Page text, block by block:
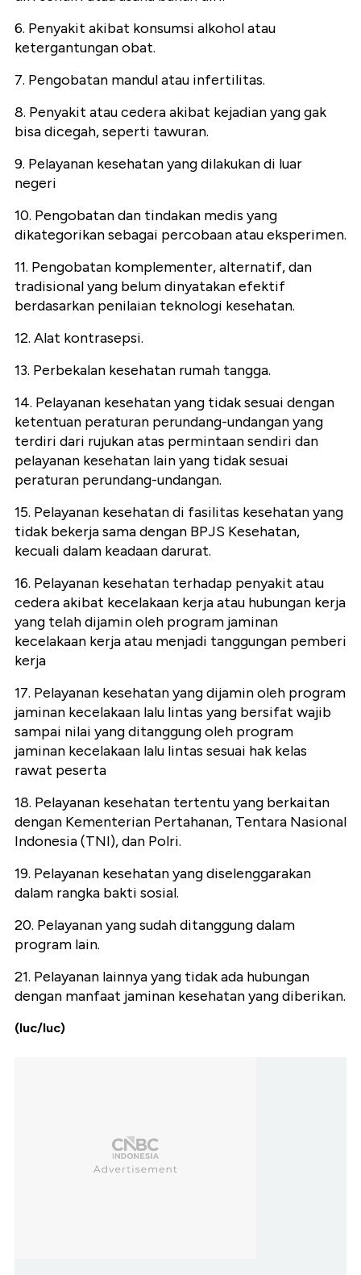
6. Penyakit akibat konsumsi alkohol atau
ketergantungan obat.
7. Pengobatan mandul atau infertilitas.
8. Penyakit atau cedera akibat kejadian yang gak
bisa dicegah, seperti tawuran.
9. Pelayanan kesehatan yang dilakukan di luar
negeri
10. Pengobatan dan tindakan medis yang
dikategorikan sebagai percobaan atau eksperimen.
11. Pengobatan komplementer, alternatif, dan
tradisional yang belum dinyatakan efektif
berdasarkan penilaian teknologi kesehatan.
12. Alat kontrasepsi.
13. Perbekalan kesehatan rumah tangga.
14. Pelayanan kesehatan yang tidak sesuai dengan
ketentuan peraturan perundang-undangan yang
terdiri dari rujukan atas permintaan sendiri dan
pelayanan kesehatan lain yang tidak sesuai
peraturan perundang-undangan.
15. Pelayanan kesehatan di fasilitas kesehatan yang
tidak bekerja sama dengan BPJS Kesehatan,
kecuali dalam keadaan darurat.
16. Pelayanan kesehatan terhadap penyakit atau
cedera akibat kecelakaan kerja atau hubungan kerja
yang telah dijamin oleh program jaminan
kecelakaan kerja atau menjadi tanggungan pemberi
kerja
17. Pelayanan kesehatan yang dijamin oleh program
jaminan kecelakaan lalu lintas yang bersifat wajib
sampai nilai yang ditanggung oleh program
jaminan kecelakaan lalu lintas sesuai hak kelas
rawat peserta
18. Pelayanan kesehatan tertentu yang berkaitan
dengan Kementerian Pertahanan, Tentara Nasional
Indonesia (TNI), dan Polri.
19. Pelayanan kesehatan yang diselenggarakan
dalam rangka bakti sosial.
20. Pelayanan yang sudah ditanggung dalam
program lain.
21. Pelayanan lainnya yang tidak ada hubungan
dengan manfaat jaminan kesehatan yang diberikan.
(luc/luc)